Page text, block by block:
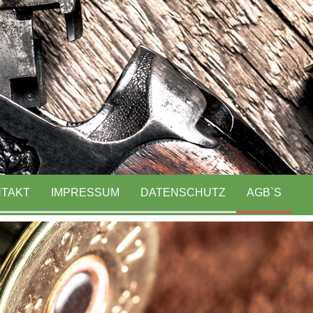
IMPRESSUM DATENSCHUTZ AGB`S